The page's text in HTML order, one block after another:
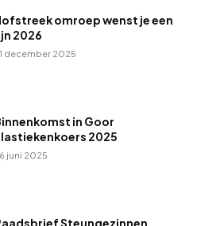
omroep wenst je een
2026
december 2025
in Goor
2025
juni 2025
Steungezinnen